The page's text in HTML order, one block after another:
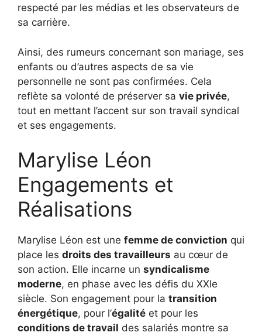
respecté par les médias et les observateurs de
sa carrière.
Ainsi, des rumeurs concernant son mariage, ses
enfants ou d’autres aspects de sa vie
personnelle ne sont pas confirmées. Cela
reflète sa volonté de préserver sa vie privée,
tout en mettant l’accent sur son travail syndical
et ses engagements.
Marylise Léon
Engagements et
Réalisations
Marylise Léon est une femme de conviction qui
place les droits des travailleurs au cœur de
son action. Elle incarne un syndicalisme
moderne, en phase avec les défis du XXIe
siècle. Son engagement pour la transition
énergétique, pour l’égalité et pour les
conditions de travail des salariés montre sa